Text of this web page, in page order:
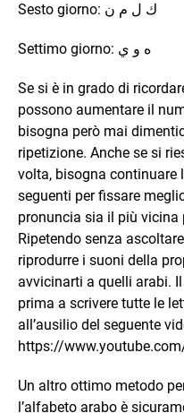
Sesto giorno: ك ل م ن
Settimo giorno: ه و ي
Se si è in grado di
possono aumentare il
bisogna però mai
ripetizione. Anche se si
volta, bisogna continuare
seguenti per fissare
pronuncia sia il più vicina
Ripetendo senza
riprodurre i suoni della
avvicinarti a quelli arabi.
prima a scrivere tutte le
all’ausilio del seguente
https://
Un altro ottimo metodo
l’alfabeto arabo è